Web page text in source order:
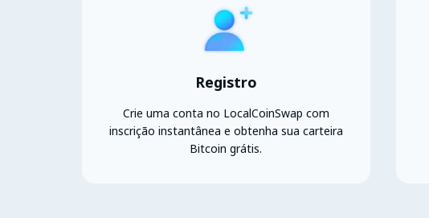
Registro
Crie uma conta no LocalCoinSwap com
inscrição instantânea e obtenha sua carteira
Bitcoin grátis.